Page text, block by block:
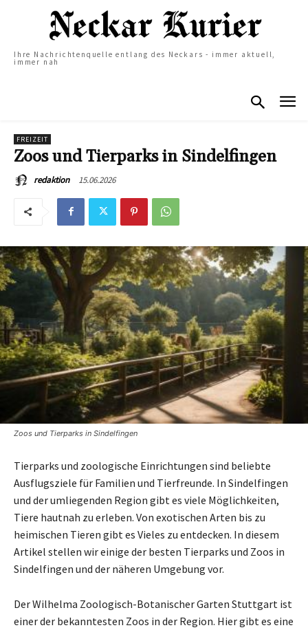
Ihre Nachrichtenquelle entlang des Neckars - immer aktuell,
immer nah
FREIZEIT
Zoos und Tierparks in Sindelfingen
redaktion 15.06.2026
Zoos und Tierparks in Sindelfingen
Tierparks und zoologische Einrichtungen sind beliebte
Ausflugsziele für Familien und Tierfreunde. In Sindelfingen
und der umliegenden Region gibt es viele Möglichkeiten,
Tiere hautnah zu erleben. Von exotischen Arten bis zu
heimischen Tieren gibt es Vieles zu entdecken. In diesem
Artikel stellen wir einige der besten Tierparks und Zoos in
Sindelfingen und der näheren Umgebung vor.
Der Wilhelma Zoologisch-Botanischer Garten Stuttgart ist
einer der bekanntesten Zoos in der Region. Hier gibt es eine